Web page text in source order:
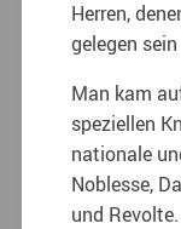
Herren,
gelegen
Man kam
speziellen
nationale
Noblesse,
und